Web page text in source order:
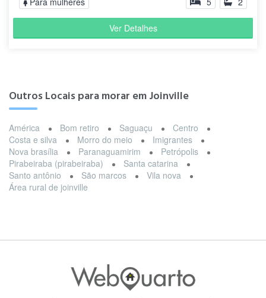
Ver Detalhes
Outros Locais para morar em Joinville
América Bom retiro Saguaçu
Centro
Costa e silva
Morro do meio
Imigrantes
Nova brasília
Paranaguamirim
Petrópolis
Pirabeiraba (pirabeiraba)
Santa catarina
Santo antônio
São marcos
Vila nova
Área rural de joinville